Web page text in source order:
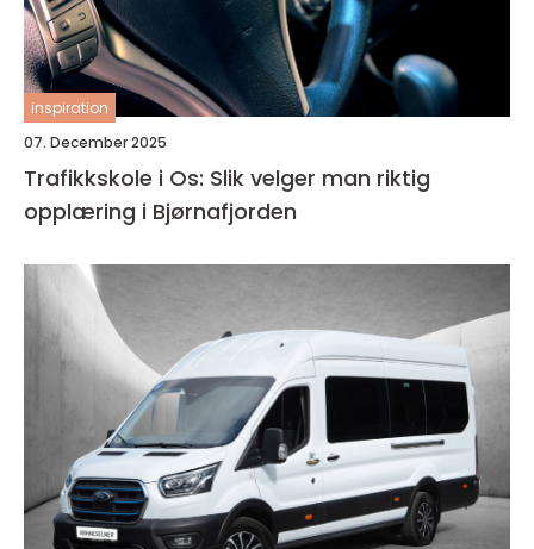
inspiration
07. December 2025
Trafikkskole i Os: Slik velger man riktig
opplæring i Bjørnafjorden